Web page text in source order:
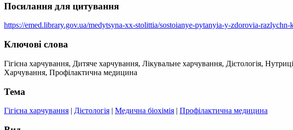
Посилання для цитування
https://emed.library.gov.ua/medytsyna-xx-stolittia/sostoianye-pytanyia-y-zdorovia-
Ключові слова
Гігієна харчування, Дитяче харчування, Лікувальне харчування, Дієтологія,
Харчування, Профілактична медицина
Тема
Гігієна харчування | Дієтологія | Медична біохімія | Профілактична медицина